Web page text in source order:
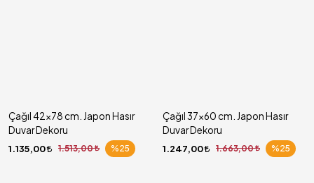
Çağıl 42x78 cm. Japon Hasır
Duvar Dekoru
1.135,00 1.513,00 %25
Çağıl 37x60 cm. Japon Hasır
Duvar Dekoru
1.247,00 1.663,00 %25